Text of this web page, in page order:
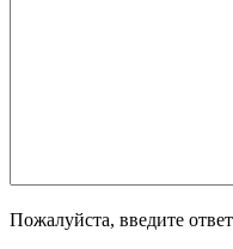
Пожалуйста, введите